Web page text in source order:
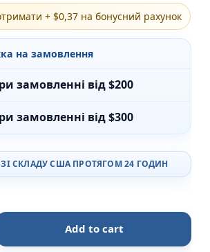
+ $0,37 на бонусний рахунок
на замовлення
замовленні від $200
замовленні від $300
ЗІ СКЛАДУ США ПРОТЯГОМ 24 ГОДИН
Драма - Крісті Бойс - Рідна мова
Add to cart